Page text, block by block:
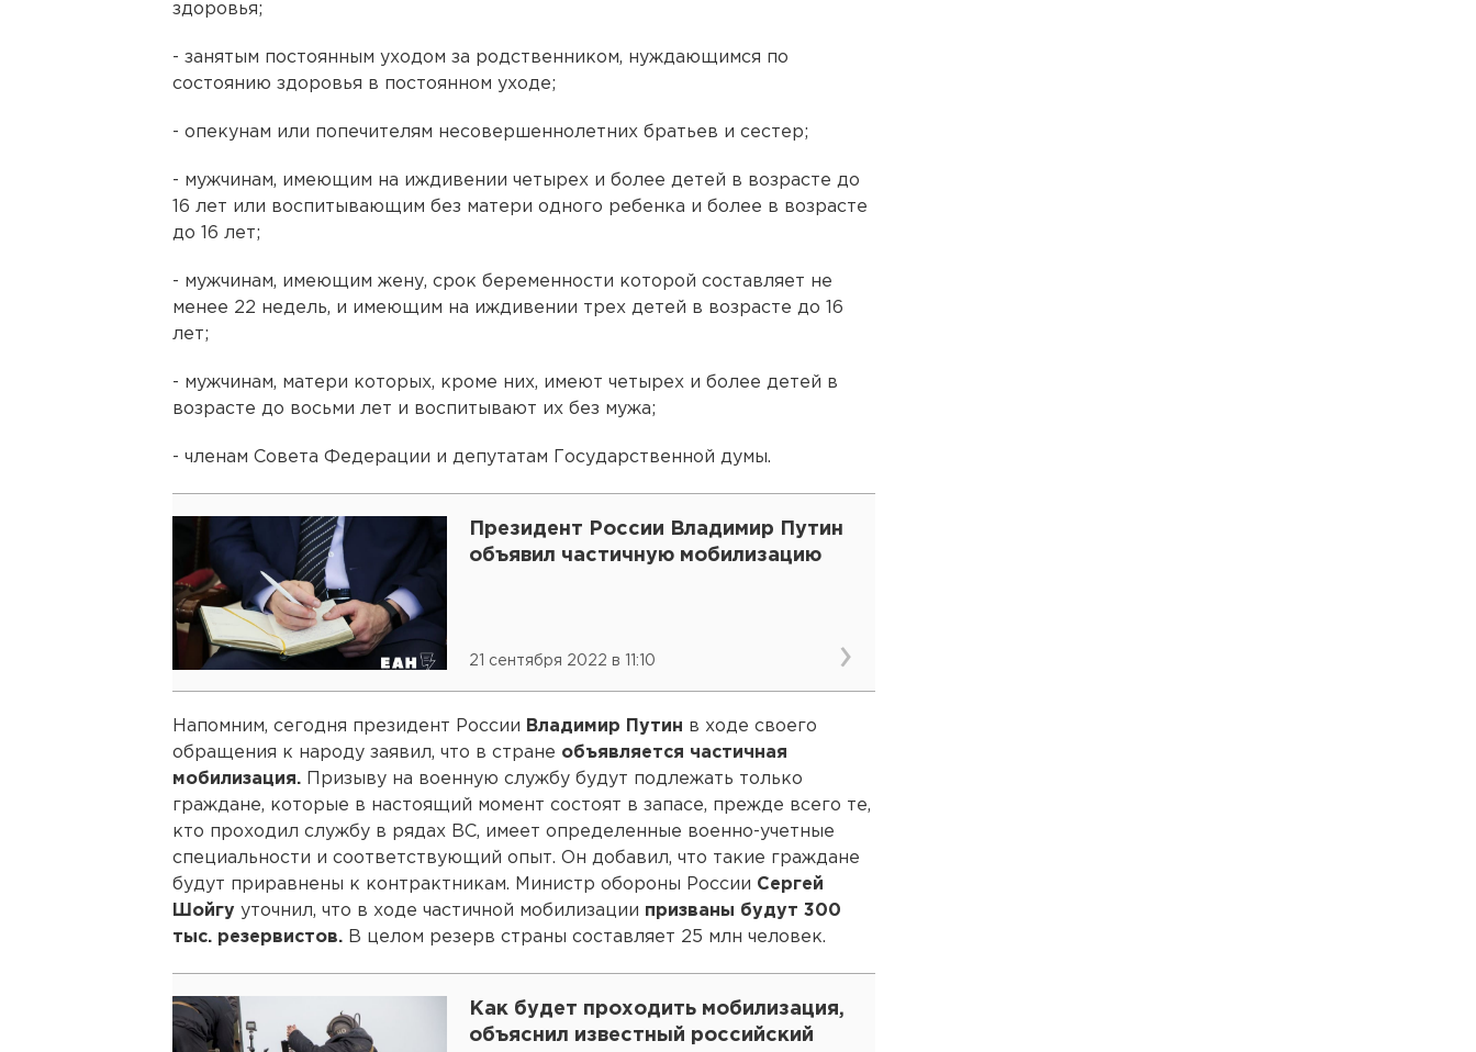
здоровья;
- занятым постоянным уходом за родственником, нуждающимся по
состоянию здоровья в постоянном уходе;
- опекунам или попечителям несовершеннолетних братьев и сестер;
- мужчинам, имеющим на иждивении четырех и более детей в возрасте до
16 лет или воспитывающим без матери одного ребенка и более в возрасте
до 16 лет;
- мужчинам, имеющим жену, срок беременности которой составляет не
менее 22 недель, и имеющим на иждивении трех детей в возрасте до 16
лет;
- мужчинам, матери которых, кроме них, имеют четырех и более детей в
возрасте до восьми лет и воспитывают их без мужа;
- членам Совета Федерации и депутатам Государственной думы.
Президент России Владимир Путин
объявил частичную мобилизацию
21 сентября 2022 в 11:10
Напомним, сегодня президент России Владимир Путин в ходе своего
обращения к народу заявил, что в стране объявляется частичная
мобилизация. Призыву на военную службу будут подлежать только
граждане, которые в настоящий момент состоят в запасе, прежде всего те,
кто проходил службу в рядах ВС, имеет определенные военно-учетные
специальности и соответствующий опыт. Он добавил, что такие граждане
будут приравнены к контрактникам. Министр обороны России Сергей
Шойгу уточнил, что в ходе частичной мобилизации призваны будут 300
тыс. резервистов. В целом резерв страны составляет 25 млн человек.
Как будет проходить мобилизация,
объяснил известный российский